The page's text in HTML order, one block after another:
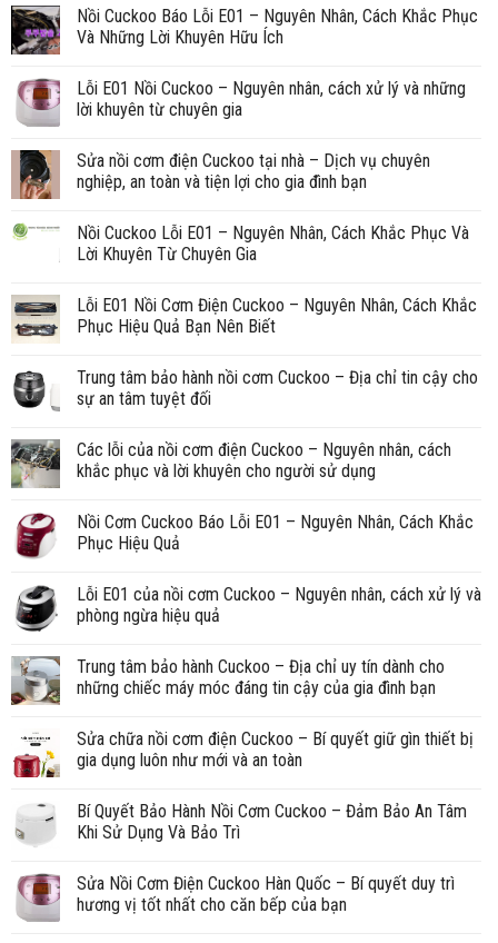
Nồi Cuckoo Báo Lỗi E01 – Nguyên Nhân, Cách Khắc Phục
Và Những Lời Khuyên Hữu Ích
Lỗi E01 Nồi Cuckoo – Nguyên nhân, cách xử lý và những
lời khuyên từ chuyên gia
Sửa nồi cơm điện Cuckoo tại nhà – Dịch vụ chuyên
nghiệp, an toàn và tiện lợi cho gia đình bạn
Nồi Cuckoo Lỗi E01 – Nguyên Nhân, Cách Khắc Phục Và
Lời Khuyên Từ Chuyên Gia
Lỗi E01 Nồi Cơm Điện Cuckoo – Nguyên Nhân, Cách Khắc
Phục Hiệu Quả Bạn Nên Biết
Trung tâm bảo hành nồi cơm Cuckoo – Địa chỉ tin cậy cho
sự an tâm tuyệt đối
Các lỗi của nồi cơm điện Cuckoo – Nguyên nhân, cách
khắc phục và lời khuyên cho người sử dụng
Nồi Cơm Cuckoo Báo Lỗi E01 – Nguyên Nhân, Cách Khắc
Phục Hiệu Quả
Lỗi E01 của nồi cơm Cuckoo – Nguyên nhân, cách xử lý và
phòng ngừa hiệu quả
Trung tâm bảo hành Cuckoo – Địa chỉ uy tín dành cho
những chiếc máy móc đáng tin cậy của gia đình bạn
Sửa chữa nồi cơm điện Cuckoo – Bí quyết giữ gìn thiết bị
gia dụng luôn như mới và an toàn
Bí Quyết Bảo Hành Nồi Cơm Cuckoo – Đảm Bảo An Tâm
Khi Sử Dụng Và Bảo Trì
Sửa Nồi Cơm Điện Cuckoo Hàn Quốc – Bí quyết duy trì
hương vị tốt nhất cho căn bếp của bạn